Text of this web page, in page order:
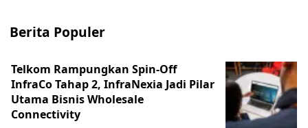
Berita Populer
Telkom Rampungkan Spin-Off
InfraCo Tahap 2, InfraNexia Jadi Pilar
Utama Bisnis Wholesale
Connectivity